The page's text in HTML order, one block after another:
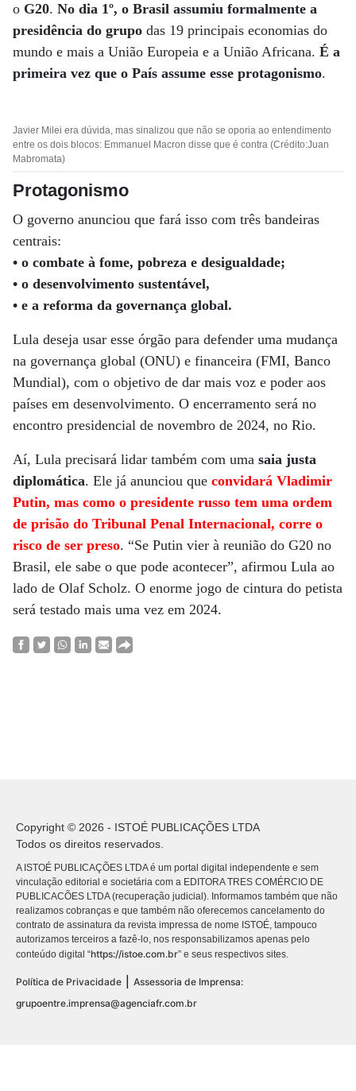
o G20. No dia 1º, o Brasil assumiu formalmente a
presidência do grupo das 19 principais economias do
mundo e mais a União Europeia e a União Africana. É a
primeira vez que o País assume esse protagonismo.
Javier Milei era dúvida, mas sinalizou que não se oporia ao entendimento
entre os dois blocos: Emmanuel Macron disse que é contra (Crédito:Juan
Mabromata)
Protagonismo
O governo anunciou que fará isso com três bandeiras
centrais:
• o combate à fome, pobreza e desigualdade;
• o desenvolvimento sustentável,
• e a reforma da governança global.
Lula deseja usar esse órgão para defender uma mudança
na governança global (ONU) e financeira (FMI, Banco
Mundial), com o objetivo de dar mais voz e poder aos
países em desenvolvimento. O encerramento será no
encontro presidencial de novembro de 2024, no Rio.
Aí, Lula precisará lidar também com uma saia justa
diplomática. Ele já anunciou que convidará Vladimir
Putin, mas como o presidente russo tem uma ordem
de prisão do Tribunal Penal Internacional, corre o
risco de ser preso. “Se Putin vier à reunião do G20 no
Brasil, ele sabe o que pode acontecer”, afirmou Lula ao
lado de Olaf Scholz. O enorme jogo de cintura do petista
será testado mais uma vez em 2024.
Copyright © 2026 - ISTOÉ PUBLICAÇÕES LTDA
Todos os direitos reservados.
A ISTOÉ PUBLICAÇÕES LTDA é um portal digital independente e sem
vinculação editorial e societária com a EDITORA TRES COMÉRCIO DE
PUBLICACÕES LTDA (recuperação judicial). Informamos também que não
realizamos cobranças e que também não oferecemos cancelamento do
contrato de assinatura da revista impressa de nome ISTOÉ, tampouco
autorizamos terceiros a fazê-lo, nos responsabilizamos apenas pelo
conteúdo digital “https://istoe.com.br” e seus respectivos sites.
Política de Privacidade
Assessoria de Imprensa:
grupoentre.imprensa@agenciafr.com.br